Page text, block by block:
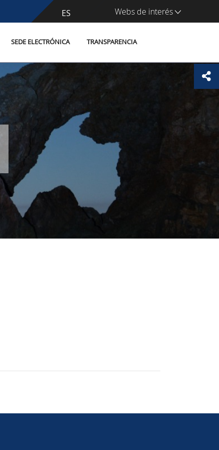
ES
CA Webs de interés
SEDE ELECTRÓNICA TRANSPARENCIA